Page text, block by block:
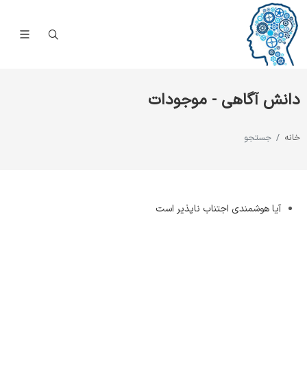
دانش آگاهی - موجودات
خانه جستجو
آیا هوشمندی اجتناب ناپذیر است